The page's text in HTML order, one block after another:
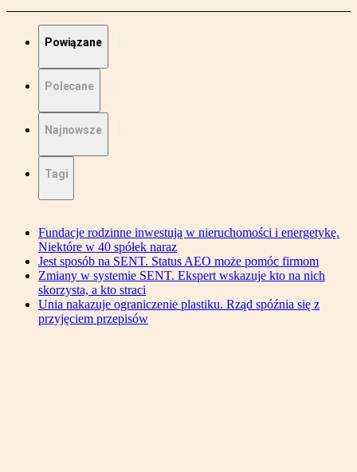
Powiązane
Polecane
Najnowsze
Tagi
Fundacje rodzinne inwestują w nieruchomości i energetykę.
Niektóre w 40 spółek naraz
Jest sposób na SENT. Status AEO może pomóc firmom
Zmiany w systemie SENT. Ekspert wskazuje kto na nich
skorzysta, a kto straci
Unia nakazuje ograniczenie plastiku. Rząd spóźnia się z
przyjęciem przepisów